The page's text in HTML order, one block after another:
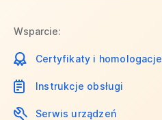
Wsparcie:
Certyfikaty i homologacje
Instrukcje obsługi
Serwis urządzeń